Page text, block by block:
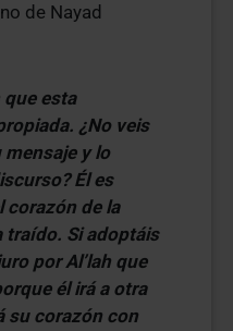
de Nayad
que esta
¿No veis
mensaje y lo
Él es
corazón de la
traído. Si adoptáis
por Al’lah que
él irá a otra
su corazón con